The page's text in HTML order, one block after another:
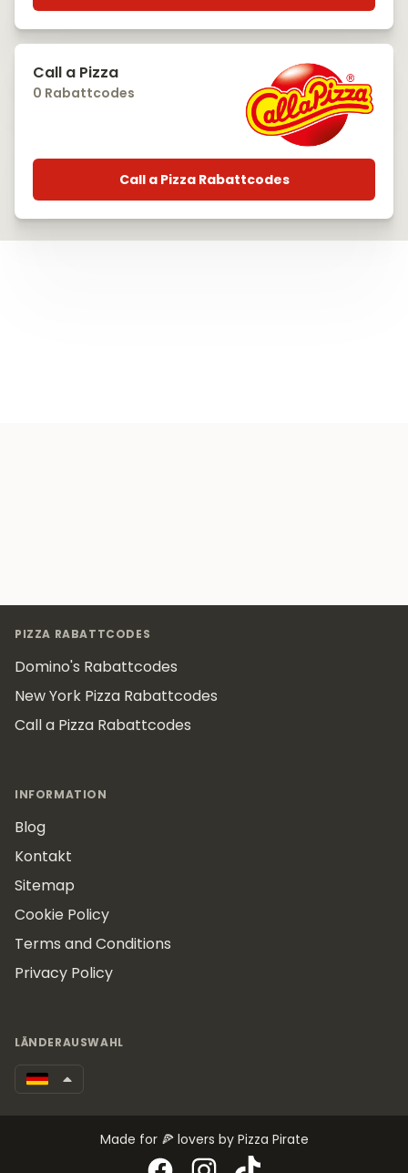
Call a Pizza
0 Rabattcodes
Call a Pizza Rabattcodes
PIZZA RABATTCODES
Domino's Rabattcodes
New York Pizza Rabattcodes
Call a Pizza Rabattcodes
INFORMATION
Blog
Kontakt
Sitemap
Cookie Policy
Terms and Conditions
Privacy Policy
LÄNDERAUSWAHL
Made for 🍕 lovers by Pizza Pirate
FacebookInstagram
TikTok